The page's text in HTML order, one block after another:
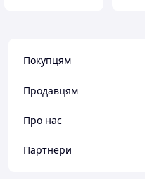
Покупцям
Продавцям
Про нас
Партнери